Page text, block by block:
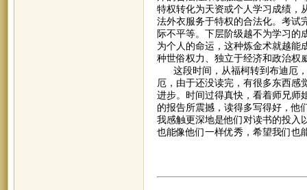
特权转化为天资或个人学习成绩，
法外衣服务于特权的合法化。考试
际不平等。下层阶级越不为学习的
为个人的命运，这种炼金术就越能
种世俗权力、独立于经济和政治权
这段时间，从福柯转到布迪厄，
厄，由于还没读完，有很多东西感
进步。时间过得真快，看着师兄师
的报告所震撼，读得多写得好，他
我感触更深地是他们对读书的投入
也能像他们一样优秀，希望我们也